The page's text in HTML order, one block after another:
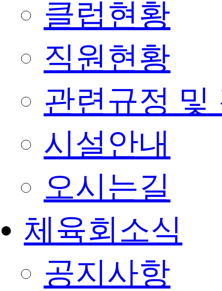
클럽현황
직원현황
관련규정 및
시설안내
오시는길
체육회소식
공지사항